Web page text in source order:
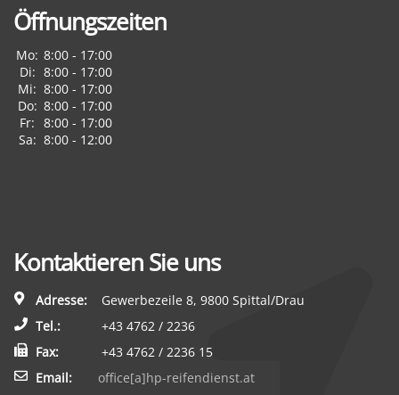
Öffnungszeiten
Mo: 8:00 - 17:00
Di: 8:00 - 17:00
Mi: 8:00 - 17:00
Do: 8:00 - 17:00
Fr: 8:00 - 17:00
Sa: 8:00 - 12:00
Kontaktieren Sie uns
Adresse:
Gewerbezeile 8, 9800 Spittal/Drau
Tel.:
+43 4762 / 2236
Fax:
+43 4762 / 2236 15
Email:
office[a]hp-reifendienst.at